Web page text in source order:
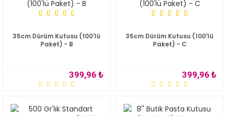
35cm Dürüm Kutusu (100'lü
Paket) - B
399,96 ₺
35cm Dürüm Kutusu (100'lü
Paket) - C
399,96 ₺